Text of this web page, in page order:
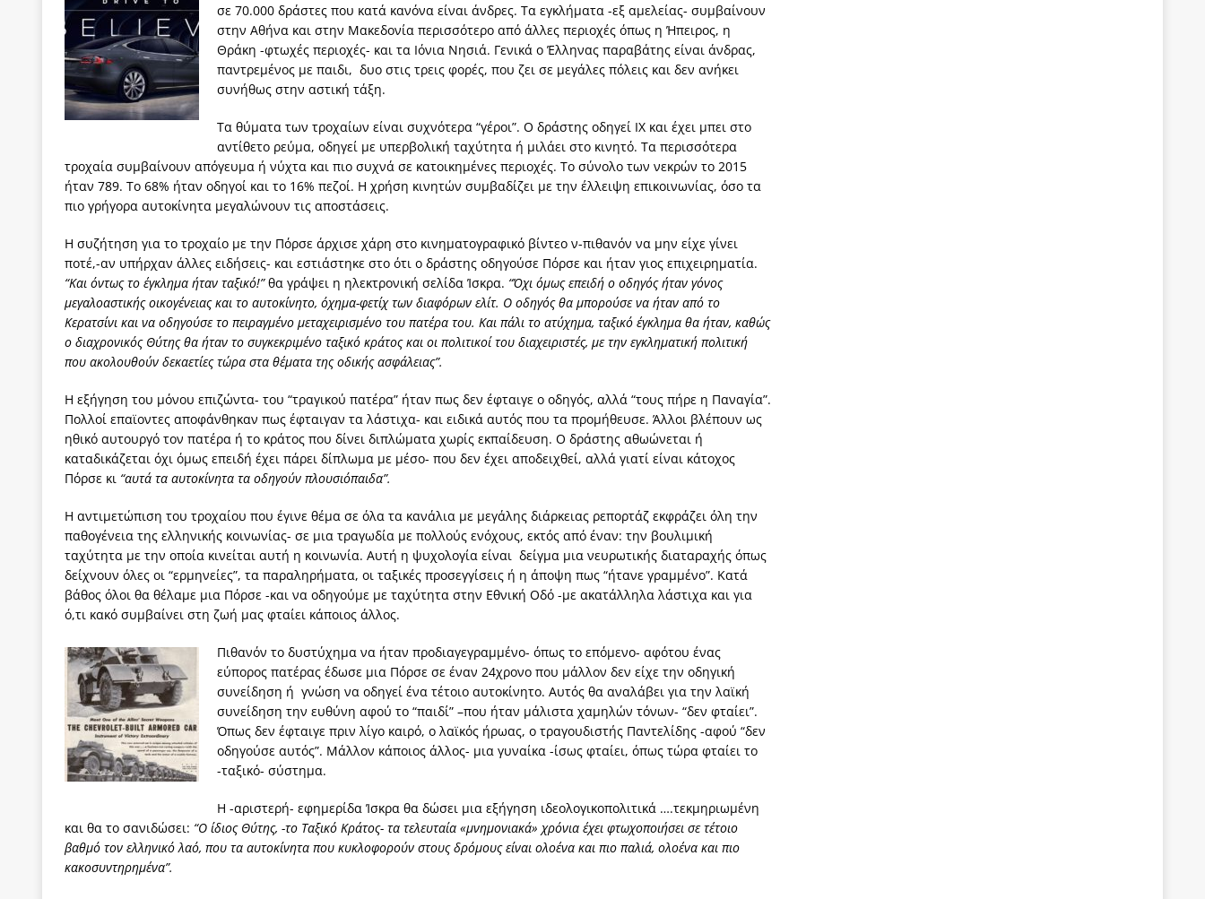
σε 70.000 δράστες που κατά κανόνα είναι άνδρες. Τα εγκλήματα -εξ αμελείας- συμβαίνουν
στην Αθήνα και στην Μακεδονία περισσότερο από άλλες περιοχές όπως η Ήπειρος, η
Θράκη -φτωχές περιοχές- και τα Ιόνια Νησιά. Γενικά ο Έλληνας παραβάτης είναι άνδρας,
παντρεμένος με παιδι, δυο στις τρεις φορές, που ζει σε μεγάλες πόλεις και δεν ανήκει
συνήθως στην αστική τάξη.
Τα θύματα των τροχαίων είναι συχνότερα “γέροι”. Ο δράστης οδηγεί ΙΧ και έχει μπει στο
αντίθετο ρεύμα, οδηγεί με υπερβολική ταχύτητα ή μιλάει στο κινητό. Τα περισσότερα
τροχαία συμβαίνουν απόγευμα ή νύχτα και πιο συχνά σε κατοικημένες περιοχές. Το σύνολο των νεκρών το 2015
ήταν 789. Το 68% ήταν οδηγοί και το 16% πεζοί. Η χρήση κινητών συμβαδίζει με την έλλειψη επικοινωνίας, όσο τα
πιο γρήγορα αυτοκίνητα μεγαλώνουν τις αποστάσεις.
Η συζήτηση για το τροχαίο με την Πόρσε άρχισε χάρη στο κινηματογραφικό βίντεο ν-πιθανόν να μην είχε γίνει
ποτέ,-αν υπήρχαν άλλες ειδήσεις- και εστιάστηκε στο ότι ο δράστης οδηγούσε Πόρσε και ήταν γιος επιχειρηματία.
“Και όντως το έγκλημα ήταν ταξικό!”θα γράψει η ηλεκτρονική σελίδα Ίσκρα. “Όχι όμως επειδή ο οδηγός ήταν γόνος
μεγαλοαστικής οικογένειας και το αυτοκίνητο, όχημα-φετίχ των διαφόρων ελίτ. Ο οδηγός θα μπορούσε να ήταν από το
Κερατσίνι και να οδηγούσε το πειραγμένο μεταχειρισμένο του πατέρα του. Και πάλι το ατύχημα, ταξικό έγκλημα θα ήταν, καθώς
ο διαχρονικός Θύτης θα ήταν το συγκεκριμένο ταξικό κράτος και οι πολιτικοί του διαχειριστές, με την εγκληματική πολιτική
που ακολουθούν δεκαετίες τώρα στα θέματα της οδικής ασφάλειας”.
Η εξήγηση του μόνου επιζώντα- του “τραγικού πατέρα” ήταν πως δεν έφταιγε ο οδηγός, αλλά “τους πήρε η Παναγία”.
Πολλοί επαϊοντες αποφάνθηκαν πως έφταιγαν τα λάστιχα- και ειδικά αυτός που τα προμήθευσε. Άλλοι βλέπουν ως
ηθικό αυτουργό τον πατέρα ή το κράτος που δίνει διπλώματα χωρίς εκπαίδευση. Ο δράστης αθωώνεται ή
καταδικάζεται όχι όμως επειδή έχει πάρει δίπλωμα με μέσο- που δεν έχει αποδειχθεί, αλλά γιατί είναι κάτοχος
Πόρσε κι “αυτά τα αυτοκίνητα τα οδηγούν πλουσιόπαιδα”.
Η αντιμετώπιση του τροχαίου που έγινε θέμα σε όλα τα κανάλια με μεγάλης διάρκειας ρεπορτάζ εκφράζει όλη την
παθογένεια της ελληνικής κοινωνίας- σε μια τραγωδία με πολλούς ενόχους, εκτός από έναν: την βουλιμική
ταχύτητα με την οποία κινείται αυτή η κοινωνία. Αυτή η ψυχολογία είναι δείγμα μια νευρωτικής διαταραχής όπως
δείχνουν όλες οι “ερμηνείες”, τα παραληρήματα, οι ταξικές προσεγγίσεις ή η άποψη πως “ήτανε γραμμένο”. Κατά
βάθος όλοι θα θέλαμε μια Πόρσε -και να οδηγούμε με ταχύτητα στην Εθνική Οδό -με ακατάλληλα λάστιχα και για
ό,τι κακό συμβαίνει στη ζωή μας φταίει κάποιος άλλος.
Πιθανόν το δυστύχημα να ήταν προδιαγεγραμμένο- όπως το επόμενο- αφότου ένας
εύπορος πατέρας έδωσε μια Πόρσε σε έναν 24χρονο που μάλλον δεν είχε την οδηγική
συνείδηση ή γνώση να οδηγεί ένα τέτοιο αυτοκίνητο. Αυτός θα αναλάβει για την λαϊκή
συνείδηση την ευθύνη αφού το “παιδί” –που ήταν μάλιστα χαμηλών τόνων- “δεν φταίει”.
Όπως δεν έφταιγε πριν λίγο καιρό, ο λαϊκός ήρωας, ο τραγουδιστής Παντελίδης -αφού “δεν
οδηγούσε αυτός”. Μάλλον κάποιος άλλος- μια γυναίκα -ίσως φταίει, όπως τώρα φταίει το
-ταξικό- σύστημα.
Η -αριστερή- εφημερίδα Ίσκρα θα δώσει μια εξήγηση ιδεολογικοπολιτικά ….τεκμηριωμένη
και θα το σανιδώσει: “Ο ίδιος Θύτης, -το Ταξικό Κράτος- τα τελευταία «μνημονιακά» χρόνια έχει φτωχοποιήσει σε τέτοιο
βαθμό τον ελληνικό λαό, που τα αυτοκίνητα που κυκλοφορούν στους δρόμους είναι ολοένα και πιο παλιά, ολοένα και πιο
κακοσυντηρημένα”.